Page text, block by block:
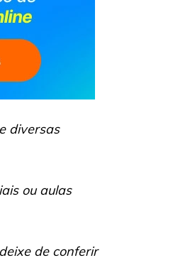
diversas
ou aulas
de conferir